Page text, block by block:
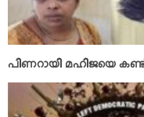
പിണറായി മഹിജയെ